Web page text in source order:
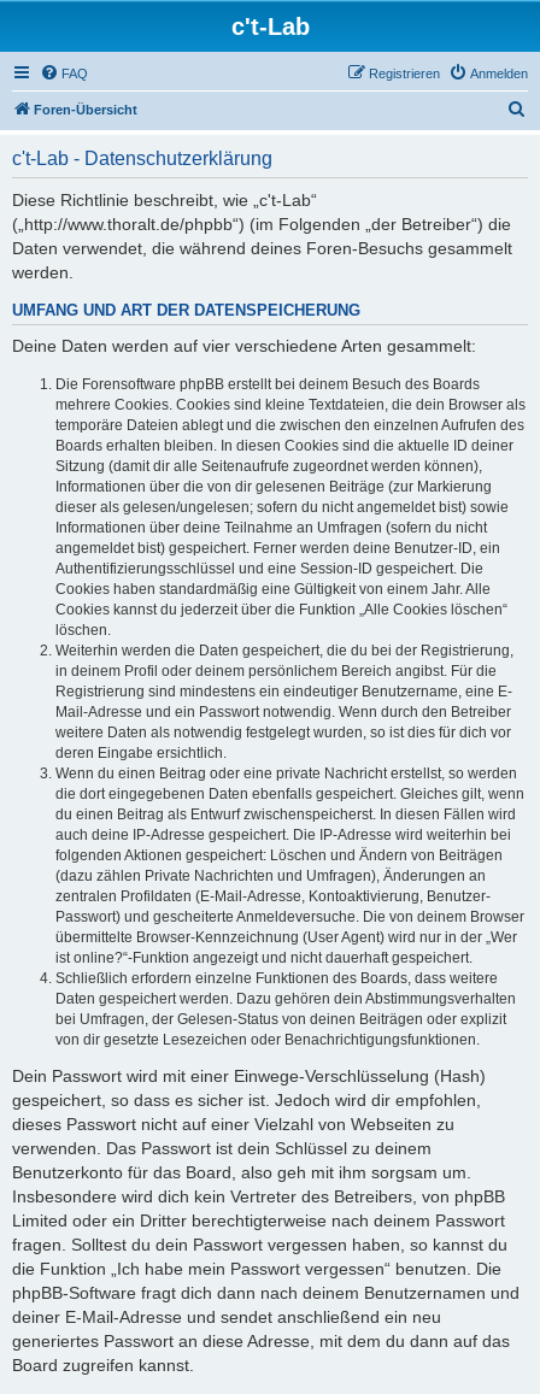
c't-Lab
FAQ Anmelden
Registrieren
Foren-Übersicht
c't-Lab - Datenschutzerklärung
Diese Richtlinie beschreibt, wie „c't-Lab“
(„http://www.thoralt.de/phpbb“) (im Folgenden „der Betreiber“) die
Daten verwendet, die während deines Foren-Besuchs gesammelt
werden.
UMFANG UND ART DER DATENSPEICHERUNG
Deine Daten werden auf vier verschiedene Arten gesammelt:
Die Forensoftware phpBB erstellt bei deinem Besuch des Boards
mehrere Cookies. Cookies sind kleine Textdateien, die dein Browser als
temporäre Dateien ablegt und die zwischen den einzelnen Aufrufen des
Boards erhalten bleiben. In diesen Cookies sind die aktuelle ID deiner
Sitzung (damit dir alle Seitenaufrufe zugeordnet werden können),
Informationen über die von dir gelesenen Beiträge (zur Markierung
dieser als gelesen/ungelesen; sofern du nicht angemeldet bist) sowie
Informationen über deine Teilnahme an Umfragen (sofern du nicht
angemeldet bist) gespeichert. Ferner werden deine Benutzer-ID, ein
Authentifizierungsschlüssel und eine Session-ID gespeichert. Die
Cookies haben standardmäßig eine Gültigkeit von einem Jahr. Alle
Cookies kannst du jederzeit über die Funktion „Alle Cookies löschen“
löschen.
Weiterhin werden die Daten gespeichert, die du bei der Registrierung,
in deinem Profil oder deinem persönlichem Bereich angibst. Für die
Registrierung sind mindestens ein eindeutiger Benutzername, eine E-
Mail-Adresse und ein Passwort notwendig. Wenn durch den Betreiber
weitere Daten als notwendig festgelegt wurden, so ist dies für dich vor
deren Eingabe ersichtlich.
Wenn du einen Beitrag oder eine private Nachricht erstellst, so werden
die dort eingegebenen Daten ebenfalls gespeichert. Gleiches gilt, wenn
du einen Beitrag als Entwurf zwischenspeicherst. In diesen Fällen wird
auch deine IP-Adresse gespeichert. Die IP-Adresse wird weiterhin bei
folgenden Aktionen gespeichert: Löschen und Ändern von Beiträgen
(dazu zählen Private Nachrichten und Umfragen), Änderungen an
zentralen Profildaten (E-Mail-Adresse, Kontoaktivierung, Benutzer-
Passwort) und gescheiterte Anmeldeversuche. Die von deinem Browser
übermittelte Browser-Kennzeichnung (User Agent) wird nur in der „Wer
ist online?“-Funktion angezeigt und nicht dauerhaft gespeichert.
Schließlich erfordern einzelne Funktionen des Boards, dass weitere
Daten gespeichert werden. Dazu gehören dein Abstimmungsverhalten
bei Umfragen, der Gelesen-Status von deinen Beiträgen oder explizit
von dir gesetzte Lesezeichen oder Benachrichtigungsfunktionen.
Dein Passwort wird mit einer Einwege-Verschlüsselung (Hash)
gespeichert, so dass es sicher ist. Jedoch wird dir empfohlen,
dieses Passwort nicht auf einer Vielzahl von Webseiten zu
verwenden. Das Passwort ist dein Schlüssel zu deinem
Benutzerkonto für das Board, also geh mit ihm sorgsam um.
Insbesondere wird dich kein Vertreter des Betreibers, von phpBB
Limited oder ein Dritter berechtigterweise nach deinem Passwort
fragen. Solltest du dein Passwort vergessen haben, so kannst du
die Funktion „Ich habe mein Passwort vergessen“ benutzen. Die
phpBB-Software fragt dich dann nach deinem Benutzernamen und
deiner E-Mail-Adresse und sendet anschließend ein neu
generiertes Passwort an diese Adresse, mit dem du dann auf das
Board zugreifen kannst.